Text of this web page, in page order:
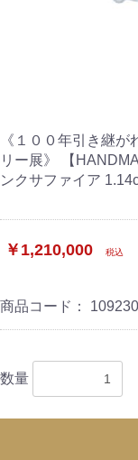
《１００年引き継
リー展》 【
ンクサファイア
￥1,210,000 税込
商品コード：
数量